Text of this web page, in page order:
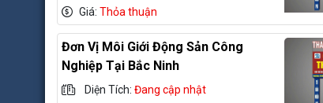
Giá: Thỏa thuận
Đơn Vị Môi Giới Động Sản Công
Nghiệp Tại Bắc Ninh
Diện Tích: Đang cập nhật